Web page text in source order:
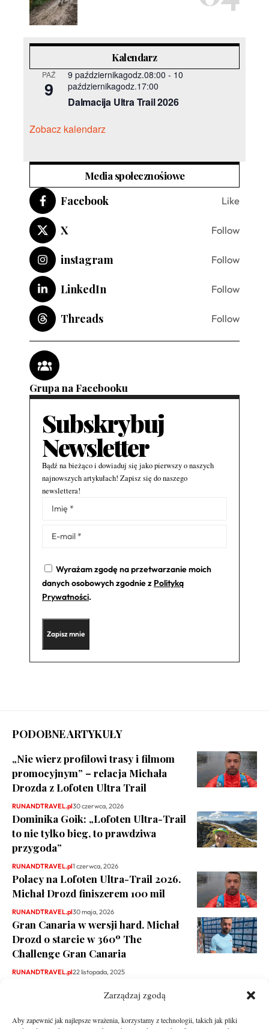
Zarządzaj zgodą
Aby zapewnić jak najlepsze wrażenia, korzystamy z technologii, takich jak pliki
Kalendarz
PAŹ
9
9 październikagodz.08:00 - 10
październikagodz.17:00
Dalmacija Ultra Trail 2026
Zobacz kalendarz
Media społecznośiowe
Facebook Like
X Follow
instagram Follow
LinkedIn Follow
Threads Follow
Grupa na Facebooku
Subskrybuj
Newsletter
Bądź na bieżąco i dowiaduj się jako pierwszy o naszych
najnowszych artykułach! Zapisz się do naszego
newslettera!
Wyrażam zgodę na przetwarzanie moich
danych osobowych zgodnie z Polityką
Prywatności.
Alternative:
PODOBNE ARTYKUŁY
„Nie wierz profilowi trasy i filmom
promocyjnym” – relacja Michała
Drozda z Lofoten Ultra Trail
RUNANDTRAVEL.pl30 czerwca, 2026
Dominika Goik: „Lofoten Ultra-Trail
to nie tylko bieg, to prawdziwa
przygoda”
RUNANDTRAVEL.pl1 czerwca, 2026
Polacy na Lofoten Ultra-Trail 2026.
Michał Drozd finiszerem 100 mil
RUNANDTRAVEL.pl30 maja, 2026
Gran Canaria w wersji hard. Michał
Drozd o starcie w 360º The
Challenge Gran Canaria
RUNANDTRAVEL.pl22 listopada, 2025